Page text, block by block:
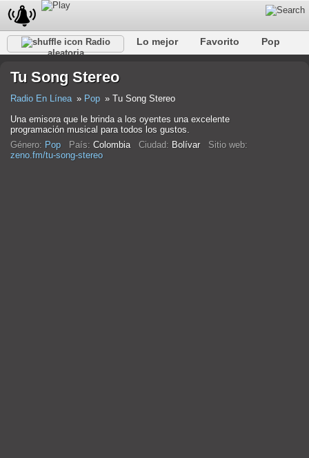
Radio
aleatoria
Lo mejor Favorito
Pop
Rap
Trans Falk
Tu Song Stereo
Radio En Línea Pop
Tu Song Stereo
Una emisora que le brinda a los oyentes una excelente
programación musical para todos los gustos.
Género: Pop País: Colombia Ciudad: Bolívar Sitio web:
zeno.fm/tu-song-stereo